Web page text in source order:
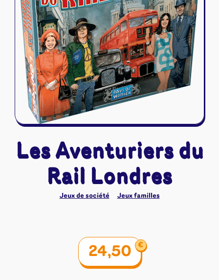
Naruto Mythos
Autres
Tapis de jeu
Les Aventuriers du
Rail Londres
Jeux de société Jeux familles
24,50 €